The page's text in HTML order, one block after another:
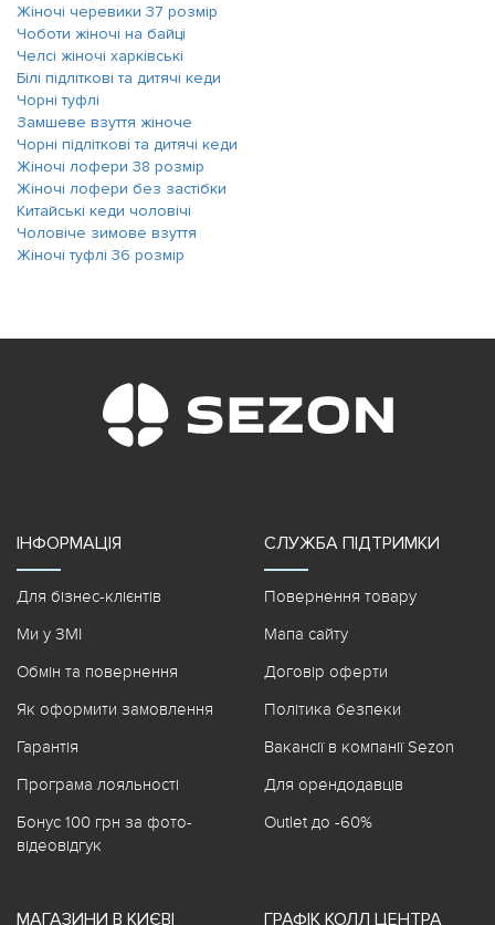
Жіночі черевики 37 розмір
Чоботи жіночі на байці
Челсі жіночі харківські
Білі підліткові та дитячі кеди
Чорні туфлі
Замшеве взуття жіноче
Чорні підліткові та дитячі кеди
Жіночі лофери 38 розмір
Жіночі лофери без застібки
Китайські кеди чоловічі
Чоловіче зимове взуття
Жіночі туфлі 36 розмір
ІНФОРМАЦІЯ
Для бізнес-клієнтів
Ми у ЗМІ
Обмін та повернення
Як оформити замовлення
Гарантія
Програма лояльності
Бонус 100 грн за фото-
відеовідгук
СЛУЖБА ПІДТРИМКИ
Повернення товару
Мапа сайту
Договір оферти
Політика безпеки
Вакансії в компанії Sezon
Для орендодавців
Outlet до -60%
МАГАЗИНИ В КИЄВІ ГРАФІК КОЛЛ ЦЕНТРА